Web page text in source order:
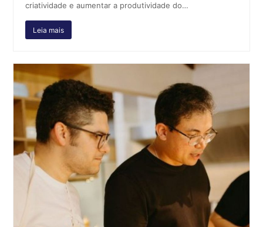
criatividade e aumentar a produtividade do…
Leia mais